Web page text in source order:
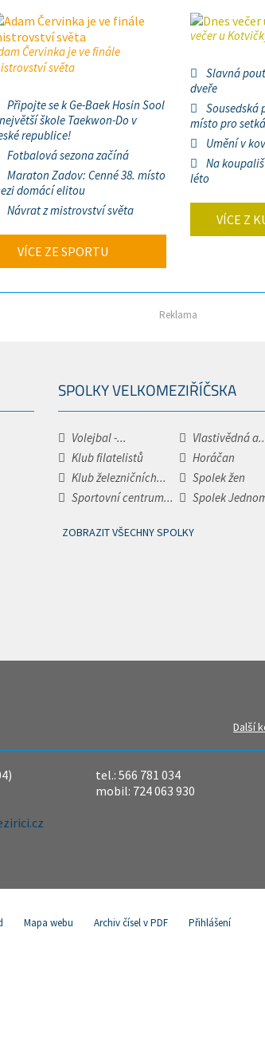
Červinka je ve finále
světa
Připojte se k Ge-Baek Hosin Sool
škole Taekwon-Do v
republice!
Fotbalová sezona začíná
Maraton Zadov: Cenné 38. místo
domácí elitou
Návrat z mistrovství světa
VÍCE ZE SPORTU
večer u
Slavná
dveře
Sousedská
místo pro
Umění v
Na
léto
VÍCE Z
Reklama
SPOLKY VELKOMEZIŘÍČSKA
Volejbal -...
Vlastivědná
Klub filatelistů
Horáčan
Klub železničních...
Spolek žen
Sportovní centrum...
Spolek
ZOBRAZIT VŠECHNY SPOLKY
Další
tel.: 566 781 034
mobil: 724 063 930
Mapa webu Archiv čísel v PDF Přihlášení